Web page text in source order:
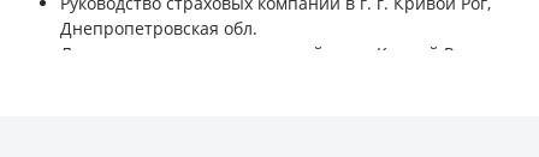
Днепропетровская обл.
Лицензии страховых компаний в г. г. Кривой Рог,